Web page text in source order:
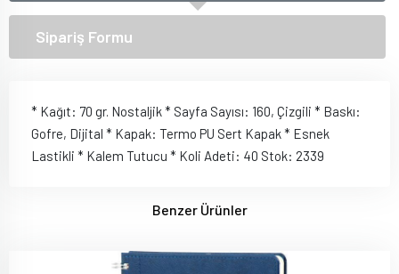
Sipariş Formu
* Kağıt: 70 gr. Nostaljik * Sayfa Sayısı: 160, Çizgili * Baskı:
Gofre, Dijital * Kapak: Termo PU Sert Kapak * Esnek
Lastikli * Kalem Tutucu * Koli Adeti: 40 Stok: 2339
Benzer Ürünler